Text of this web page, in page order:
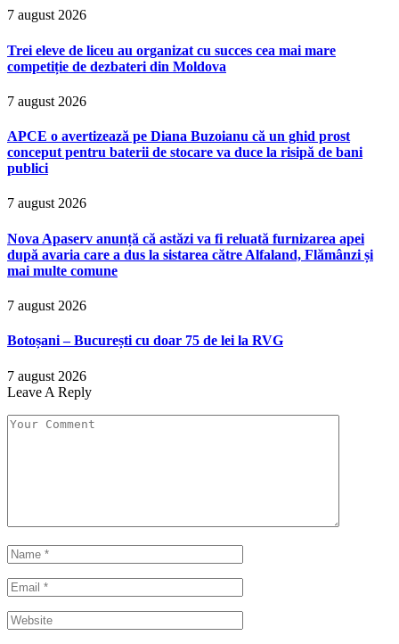
7 august 2026
Trei eleve de liceu au organizat cu succes cea mai mare
competiție de dezbateri din Moldova
7 august 2026
APCE o avertizează pe Diana Buzoianu că un ghid prost
conceput pentru baterii de stocare va duce la risipă de bani
publici
7 august 2026
Nova Apaserv anunță că astăzi va fi reluată furnizarea apei
după avaria care a dus la sistarea către Alfaland, Flămânzi și
mai multe comune
7 august 2026
Botoșani – București cu doar 75 de lei la RVG
7 august 2026
Leave A Reply